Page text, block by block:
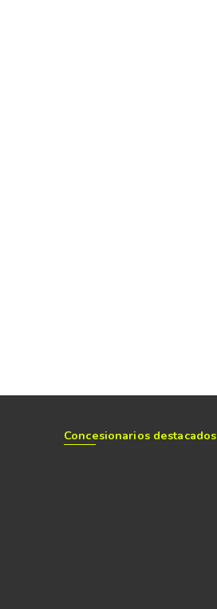
Concesionarios destacados